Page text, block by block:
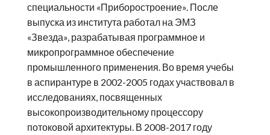
специальности «Приборостроение». После
выпуска из института работал на ЭМЗ
«Звезда», разрабатывая программное и
микропрограммное обеспечение
промышленного применения. Во время учебы
в аспирантуре в 2002-2005 годах участвовал в
исследованиях, посвященных
высокопроизводительному процессору
потоковой архитектуры. В 2008-2017 году